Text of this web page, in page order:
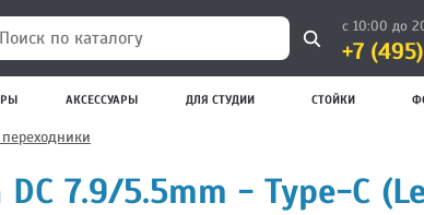
по каталогу
с 10:00 до
+7
АКСЕССУАРЫ ДЛЯ СТУДИИ СТОЙКИ
7.9/5.5mm - Type-C